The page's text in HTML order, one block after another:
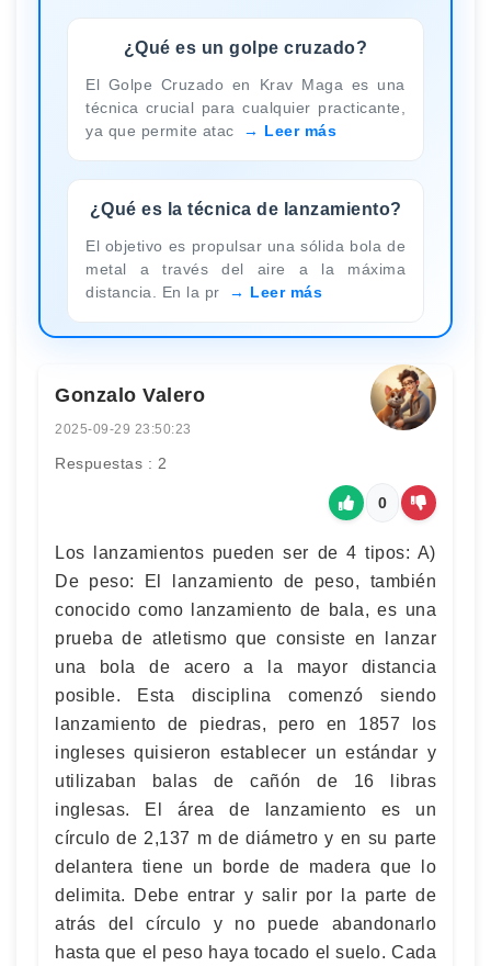
¿Qué es un golpe cruzado?
El Golpe Cruzado en Krav Maga es una
técnica crucial para cualquier practicante,
ya que permite atac
Leer más
¿Qué es la técnica de lanzamiento?
El objetivo es propulsar una sólida bola de
metal a través del aire a la máxima
distancia. En la pr
Leer más
Gonzalo Valero
2025-09-29 23:50:23
Respuestas : 2
0
Los lanzamientos pueden ser de 4 tipos: A)
De peso: El lanzamiento de peso, también
conocido como lanzamiento de bala, es una
prueba de atletismo que consiste en lanzar
una bola de acero a la mayor distancia
posible. Esta disciplina comenzó siendo
lanzamiento de piedras, pero en 1857 los
ingleses quisieron establecer un estándar y
utilizaban balas de cañón de 16 libras
inglesas. El área de lanzamiento es un
círculo de 2,137 m de diámetro y en su parte
delantera tiene un borde de madera que lo
delimita. Debe entrar y salir por la parte de
atrás del círculo y no puede abandonarlo
hasta que el peso haya tocado el suelo. Cada